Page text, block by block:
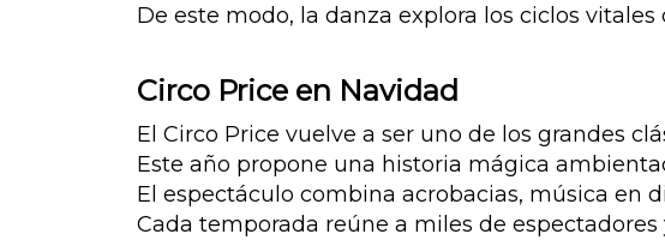
De este modo, la danza explora los ciclos
Circo Price en Navidad
El Circo Price vuelve a ser uno de los grandes
Este año propone una historia mágica
El espectáculo combina acrobacias, música en
Cada temporada reúne a miles de